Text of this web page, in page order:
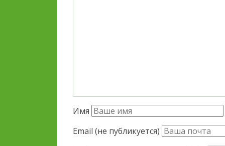
Имя
Email (не публикуется)